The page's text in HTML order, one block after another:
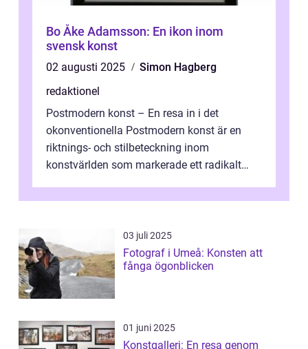
Bo Åke Adamsson: En ikon inom
svensk konst
02 augusti 2025
Simon Hagberg
redaktionel
Postmodern konst – En resa in i det
okonventionella Postmodern konst är en
riktnings- och stilbeteckning inom
konstvärlden som markerade ett radikalt
03 juli 2025
Fotograf i Umeå: Konsten att
fånga ögonblicken
01 juni 2025
Konstgalleri: En resa genom